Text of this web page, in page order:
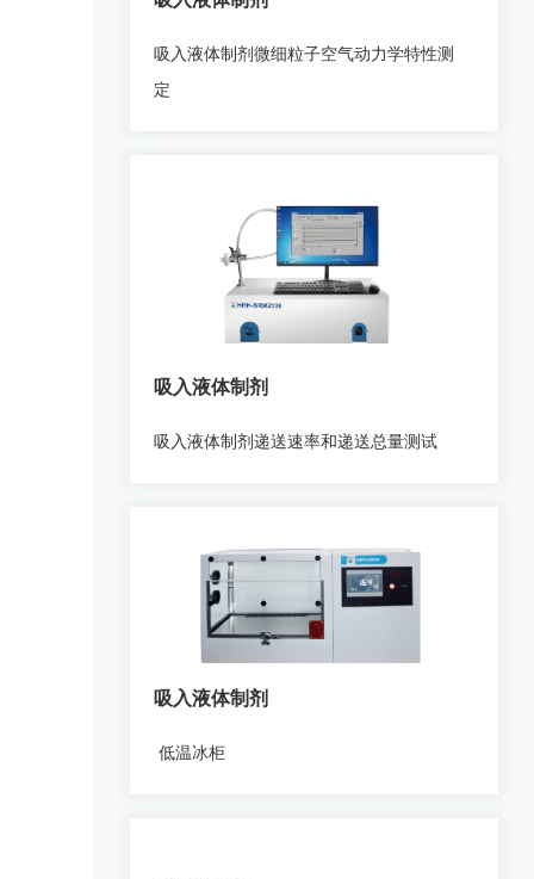
吸入液体制剂微细粒子空气动力学特性测
定
吸入液体制剂
吸入液体制剂递送速率和递送总量测试
吸入液体制剂
低温冰柜